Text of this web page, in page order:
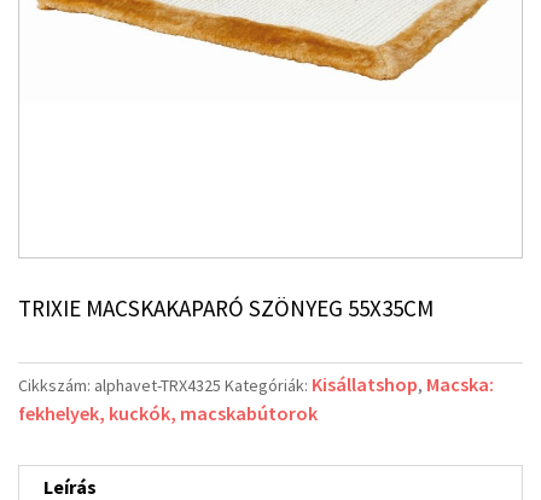
TRIXIE MACSKAKAPARÓ SZÖNYEG 55X35CM
Cikkszám: alphavet-TRX4325 Kategóriák: Kisállatshop, Macska:
fekhelyek, kuckók, macskabútorok
Leírás